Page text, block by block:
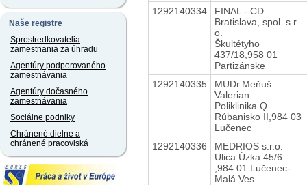
Naše registre
Sprostredkovatelia
zamestnania za úhradu
Agentúry podporovaného
zamestnávania
Agentúry dočasného
zamestnávania
Sociálne podniky
Chránené dielne a
chránené pracoviská
1292140334
FINAL - CD
Bratislava, spol. s r.
o.
Škultétyho
437/18,958 01
Partizánske
1292140335
MUDr.Meňuš
Valerian
Poliklinika Q
Rúbanisko II,984 03
Lučenec
1292140336
MEDRIOS s.r.o.
Ulica Úzka 45/6
,984 01 Lučenec-
Malá Ves